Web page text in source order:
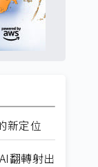
新定位
翻轉射出